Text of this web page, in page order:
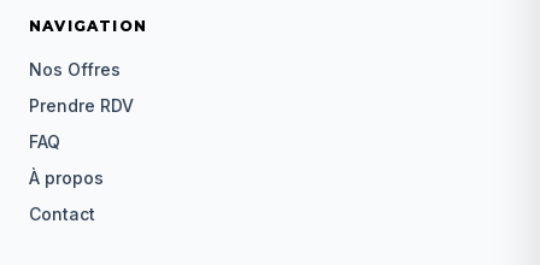
NAVIGATION
Nos Offres
Prendre RDV
FAQ
À propos
Contact